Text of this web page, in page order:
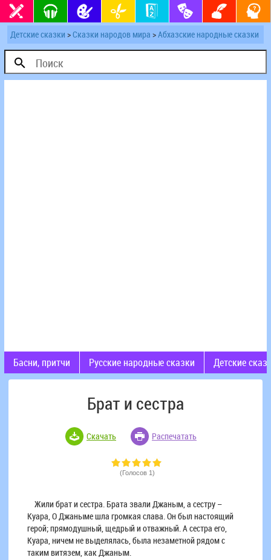
Детские сказки >Сказки народов мира >Абхазские народные сказки
Басни, притчи Русские народные сказки Детские
Брат и сестра
Скачать Распечатать
(Голосов 1)
Жили брат и сестра. Брата звали Джаным, а сестру –
Куара, О Джаныме шла громкая слава. Он был настоящий
герой; прямодушный, щедрый и отважный. А сестра его,
Куара, ничем не выделялась, была незаметной рядом с
таким витязем, как Джаным.